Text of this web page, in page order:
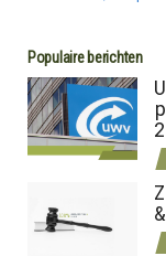
Populaire berichten